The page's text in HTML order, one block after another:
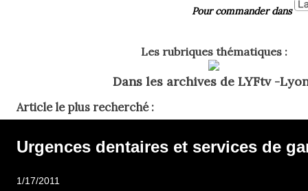
Pour commander dans
Les rubriques thématiques :
Dans les archives de LYFtv -
Article le plus recherché :
Urgences dentaires et services de
1/17/2011